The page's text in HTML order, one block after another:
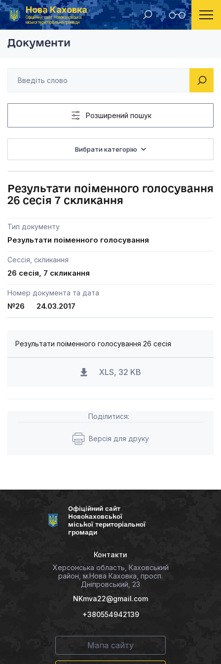
Нова Каховка
Офіційний сайт Новокаховської
міської територіальної громади
Головна Результати поіменного голосування депутатів міської ради Результати
Документи
Розширений пошук
Вибрати категорію
Результати поіменного голосування
26 сесія 7 скликання
Тип документу
Результати поіменного голосування
Сессія, скликання
26 сесія, 7 скликання
Номер документа та дата
№26 24.03.2017
Результати поіменного голосування 26 сесія
XLS, 32 KB
Поділитися:
Версія для друку
Офіційний сайт
Новокаховської
міської територіальної
громади
Контакти
Херсонська область, Каховський
район, м.Нова Каховка, просп.
Дніпровський, 23
NKmva22@gmail.com
+380554942139
Мапа сайту